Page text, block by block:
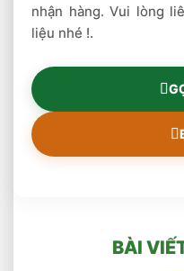
nhận hàng. Vui lòng
liệu nhé !.
BÀI